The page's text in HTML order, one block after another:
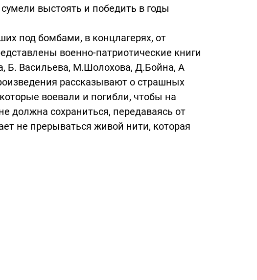
выстоять и победить в годы
под бомбами, в концлагерях, от
военно-патриотические книги
Б. Васильева, М.Шолохова, Д.Бойна, А
рассказывают о страшных
воевали и погибли, чтобы на
должна сохраниться, передаваясь от
не прерываться живой нити, которая